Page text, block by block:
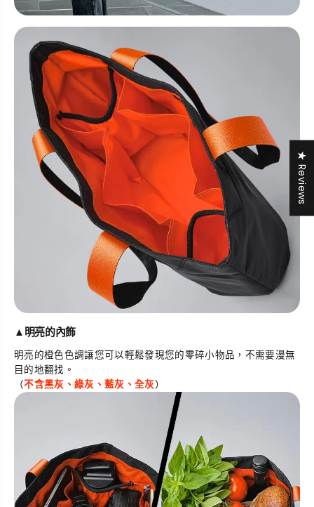
▲明亮的內飾
明亮的橙色色調讓您可以輕鬆發現您的零碎小物品，不需要漫無
目的地翻找。
（不含黑灰、綠灰、藍灰、全灰）
★ Reviews